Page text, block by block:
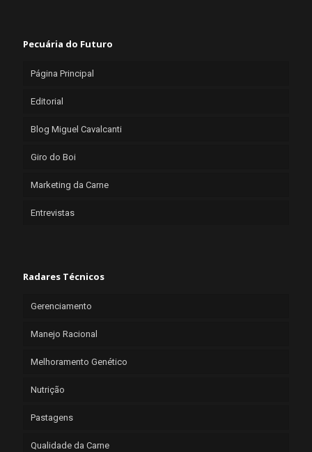
Pecuária do Futuro
Página Principal
Editorial
Blog Miguel Cavalcanti
Giro do Boi
Marketing da Carne
Entrevistas
Radares Técnicos
Gerenciamento
Manejo Racional
Melhoramento Genético
Nutrição
Pastagens
Qualidade da Carne